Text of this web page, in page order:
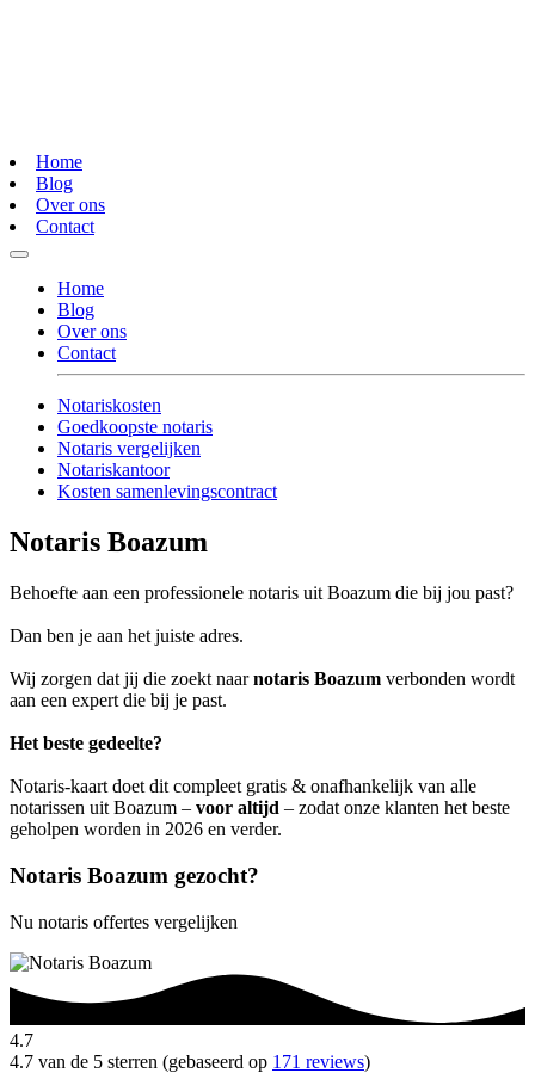
Home
Blog
Over ons
Contact
Home
Blog
Over ons
Contact
Notariskosten
Goedkoopste notaris
Notaris vergelijken
Notariskantoor
Kosten samenlevingscontract
Notaris Boazum
Behoefte aan een professionele notaris uit Boazum die bij jou past?
Dan ben je aan het juiste adres.
Wij zorgen dat jij die zoekt naarnotaris Boazum verbonden wordt
aan een expert die bij je past.
Het beste gedeelte?
Notaris-kaart doet dit compleet gratis & onafhankelijk van alle
notarissen uit Boazum – voor altijd – zodat onze klanten het beste
geholpen worden in 2026 en verder.
Notaris Boazum gezocht?
Nu notaris offertes vergelijken
4.7
4.7 van de 5 sterren (gebaseerd op 171 reviews)